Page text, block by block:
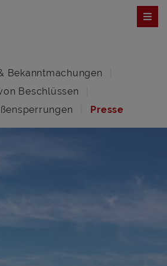
Bekanntmachungen
Beschlüssen
Presse